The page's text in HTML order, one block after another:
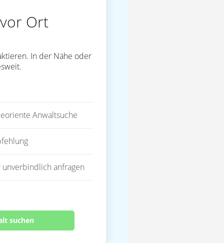
Ort
In der Nähe oder
Anwaltsuche
anfragen
suchen